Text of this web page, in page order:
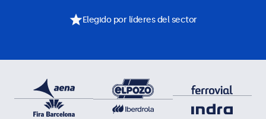
Elegido por líderes del sector